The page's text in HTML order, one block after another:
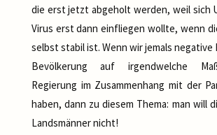
die erst jetzt abgeholt werden, weil sich
Virus erst dann einfliegen wollte, wenn
selbst stabil ist. Wenn wir jemals negative
Bevölkerung auf irgendwelche
Regierung im Zusammenhang mit der
haben, dann zu diesem Thema: man will
Landsmänner nicht!